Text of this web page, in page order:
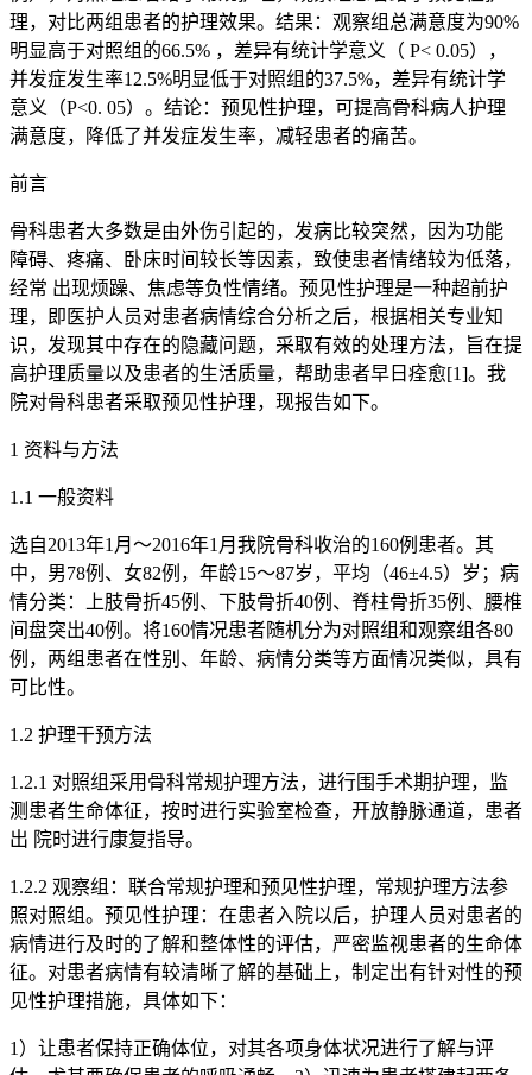
理，对比两组患者的护理效果。结果：观察组总满意度为90%
明显高于对照组的66.5% ，差异有统计学意义（ P< 0.05），
并发症发生率12.5%明显低于对照组的37.5%，差异有统计学
意义（P<0. 05）。结论：预见性护理，可提高骨科病人护理
满意度，降低了并发症发生率，减轻患者的痛苦。
前言
骨科患者大多数是由外伤引起的，发病比较突然，因为功能
障碍、疼痛、卧床时间较长等因素，致使患者情绪较为低落，
经常 出现烦躁、焦虑等负性情绪。预见性护理是一种超前护
理，即医护人员对患者病情综合分析之后，根据相关专业知
识，发现其中存在的隐藏问题，采取有效的处理方法，旨在提
高护理质量以及患者的生活质量，帮助患者早日痊愈[1]。我
院对骨科患者采取预见性护理，现报告如下。
1 资料与方法
1.1 一般资料
选自2013年1月～2016年1月我院骨科收治的160例患者。其
中，男78例、女82例，年龄15～87岁，平均（46±4.5）岁；病
情分类：上肢骨折45例、下肢骨折40例、脊柱骨折35例、腰椎
间盘突出40例。将160情况患者随机分为对照组和观察组各80
例，两组患者在性别、年龄、病情分类等方面情况类似，具有
可比性。
1.2 护理干预方法
1.2.1 对照组采用骨科常规护理方法，进行围手术期护理，监
测患者生命体征，按时进行实验室检查，开放静脉通道，患者
出 院时进行康复指导。
1.2.2 观察组：联合常规护理和预见性护理，常规护理方法参
照对照组。预见性护理：在患者入院以后，护理人员对患者的
病情进行及时的了解和整体性的评估，严密监视患者的生命体
征。对患者病情有较清晰了解的基础上，制定出有针对性的预
见性护理措施，具体如下：
1）让患者保持正确体位，对其各项身体状况进行了解与评